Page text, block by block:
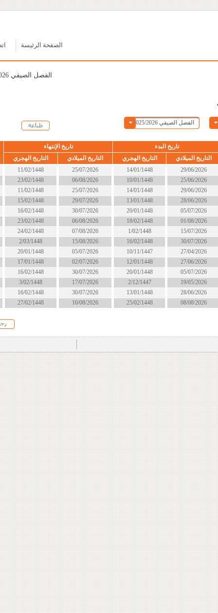
اتصل بنا
الحالة
التاريخ الهجري
التاريخ الميلادي
التاريخ الهجري
14/01/1448
10/01/1448
14/01/1448
13/01/1448
20/01/1448
18/02/1448
1/02/1448
16/02/1448
10/11/1447
12/01/1448
20/01/1448
2/12/1447
13/01/1448
25/02/1448
25/07/2026
06/08/2026
25/07/2026
29/07/2026
30/07/2026
06/08/2026
07/08/2026
15/08/2026
05/07/2026
02/07/2026
30/07/2026
17/07/2026
30/07/2026
10/08/2026
11/02/1448
23/02/1448
11/02/1448
15/02/1448
16/02/1448
23/02/1448
24/02/1448
2/03/1448
20/01/1448
17/01/1448
16/02/1448
3/02/1448
16/02/1448
27/02/1448